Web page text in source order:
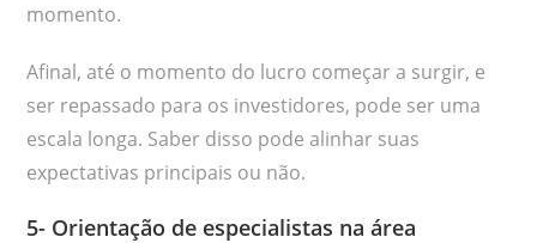
momento.
Afinal, até o momento do lucro começar a surgir, e
ser repassado para os investidores, pode ser uma
escala longa. Saber disso pode alinhar suas
expectativas principais ou não.
5- Orientação de especialistas na área